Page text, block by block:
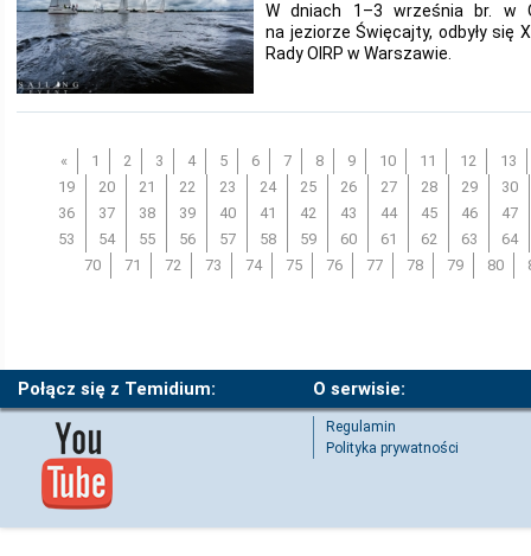
W dniach 1–3 września br. w
na jeziorze Święcajty, odbyły się
Rady OIRP w Warszawie.
« 1 2 3 4 5 6 7 8 9 10 11 12
13
19
20 21 22 23 24 25 26 27 28 29
30
36
37 38 39 40 41 42 43 44 45 46
47
53
54 55 56 57 58 59 60 61 62 63
64
70
71 72 73 74 75 76 77 78 79 80
Połącz się z Temidium: O serwisie:
Regulamin
Polityka prywatności